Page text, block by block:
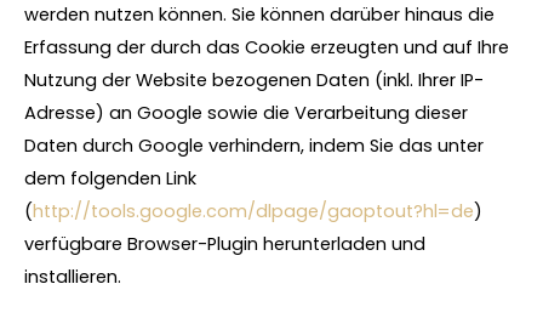
werden nutzen können. Sie können darüber hinaus die
Erfassung der durch das Cookie erzeugten und auf Ihre
Nutzung der Website bezogenen Daten (inkl. Ihrer IP-
Adresse) an Google sowie die Verarbeitung dieser
Daten durch Google verhindern, indem Sie das unter
dem folgenden Link
(http://tools.google.com/dlpage/gaoptout?hl=de)
verfügbare Browser-Plugin herunterladen und
installieren.